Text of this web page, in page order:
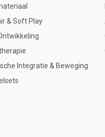
& Soft Play
Integratie & Beweging